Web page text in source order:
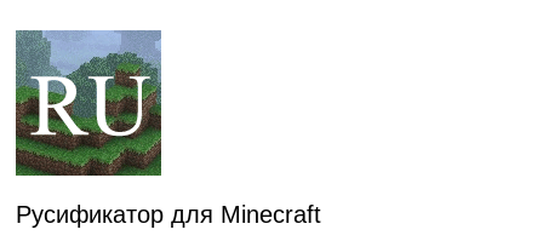
Русификатор для Minecraft